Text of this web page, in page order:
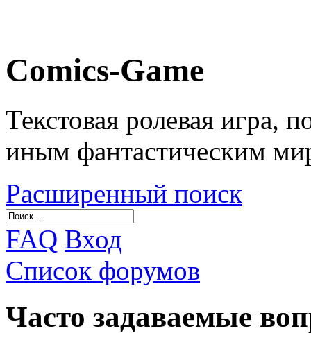
Comics-Game
Текстовая ролевая игра,
иным фантастическим
Расширенный поиск
FAQ Вход
Список форумов
Часто задаваемые